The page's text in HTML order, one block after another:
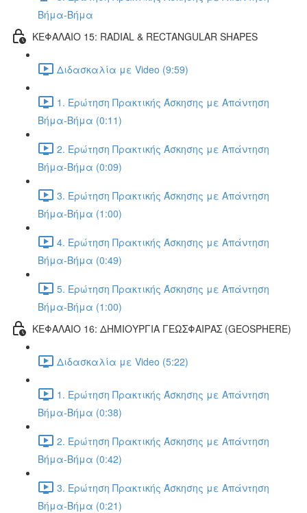
Βήμα-Βήμα
ΚΕΦΑΛΑΙΟ 15: RADIAL & RECTANGULAR SHAPES
Διδασκαλία με Video (9:59)
1. Ερώτηση Πρακτικής Άσκησης με Απάντηση
Βήμα-Βήμα (0:11)
2. Ερώτηση Πρακτικής Άσκησης με Απάντηση
Βήμα-Βήμα (0:09)
3. Ερώτηση Πρακτικής Άσκησης με Απάντηση
Βήμα-Βήμα (1:00)
4. Ερώτηση Πρακτικής Άσκησης με Απάντηση
Βήμα-Βήμα (0:49)
5. Ερώτηση Πρακτικής Άσκησης με Απάντηση
Βήμα-Βήμα (1:00)
ΚΕΦΑΛΑΙΟ 16: ΔΗΜΙΟΥΡΓΙΑ ΓΕΩΣΦΑΙΡΑΣ (GEOSPHERE)
Διδασκαλία με Video (5:22)
1. Ερώτηση Πρακτικής Άσκησης με Απάντηση
Βήμα-Βήμα (0:38)
2. Ερώτηση Πρακτικής Άσκησης με Απάντηση
Βήμα-Βήμα (0:42)
3. Ερώτηση Πρακτικής Άσκησης με Απάντηση
Βήμα-Βήμα (0:21)